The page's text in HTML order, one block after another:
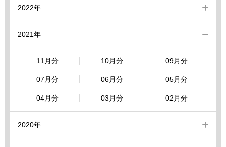
2022年
2021年
11月分 10月分 09月分
07月分 06月分 05月分
04月分 03月分 02月分
2020年